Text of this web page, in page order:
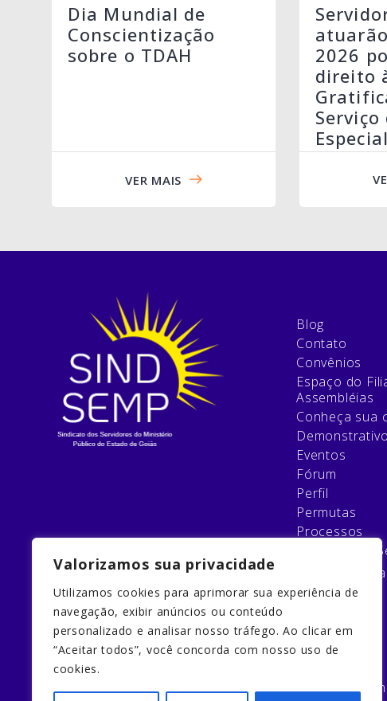
Valorizamos sua privacidade
Utilizamos cookies para aprimorar sua experiência de
navegação, exibir anúncios ou conteúdo
personalizado e analisar nosso tráfego. Ao clicar em
“Aceitar todos”, você concorda com nosso uso de
cookies.
Dia Mundial de
Conscientização
sobre o TDAH
VER MAIS
2026
direito
Especial
Blog
Contato
Convênios
Espaço do
Assembléias
Conheça sua
Eventos
Fórum
Perfil
Permutas
Processos
Relatório de
Esqueci
Filie-se
Home
Home
Redefinir